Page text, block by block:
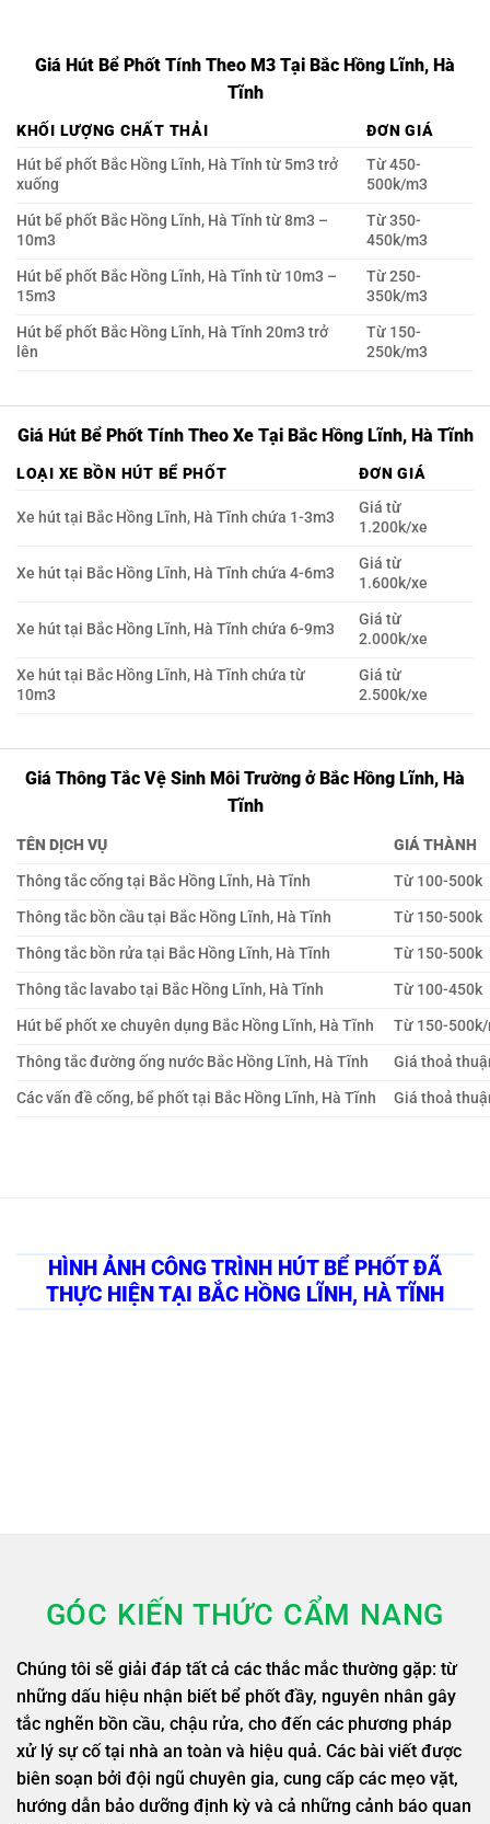
Giá Hút Bể Phốt Tính Theo M3 Tại Bắc Hồng Lĩnh, Hà
Tĩnh
KHỐI LƯỢNG CHẤT THẢI
ĐƠN GIÁ
Hút bể phốt Bắc Hồng Lĩnh, Hà Tĩnh từ 5m3 trở
xuống
Từ 450-
500k/m3
Hút bể phốt Bắc Hồng Lĩnh, Hà Tĩnh từ 8m3 –
10m3
Từ 350-
450k/m3
Hút bể phốt Bắc Hồng Lĩnh, Hà Tĩnh từ 10m3 –
15m3
Từ 250-
350k/m3
Hút bể phốt Bắc Hồng Lĩnh, Hà Tĩnh 20m3 trở
lên
Từ 150-
250k/m3
Giá Hút Bể Phốt Tính Theo Xe Tại Bắc Hồng Lĩnh, Hà Tĩnh
LOẠI XE BỒN HÚT BỂ PHỐT ĐƠN GIÁ
Xe hút tại Bắc Hồng Lĩnh, Hà Tĩnh chứa 1-3m3
Giá từ
1.200k/xe
Xe hút tại Bắc Hồng Lĩnh, Hà Tĩnh chứa 4-6m3
Giá từ
1.600k/xe
Xe hút tại Bắc Hồng Lĩnh, Hà Tĩnh chứa 6-9m3
Giá từ
2.000k/xe
Xe hút tại Bắc Hồng Lĩnh, Hà Tĩnh chứa từ
10m3
Giá từ
2.500k/xe
Giá Thông Tắc Vệ Sinh Môi Trường ở Bắc Hồng Lĩnh, Hà
Tĩnh
TÊN DỊCH VỤ
GIÁ THÀNH
Thông tắc cống tại Bắc Hồng Lĩnh, Hà Tĩnh
Từ 100-500k
Thông tắc bồn cầu tại Bắc Hồng Lĩnh, Hà Tĩnh
Từ 150-500k
Thông tắc bồn rửa tại Bắc Hồng Lĩnh, Hà Tĩnh
Từ 150-500k
Thông tắc lavabo tại Bắc Hồng Lĩnh, Hà Tĩnh
Từ 100-450k
Hút bể phốt xe chuyên dụng Bắc Hồng Lĩnh, Hà Tĩnh
Từ 150-
Thông tắc đường ống nước Bắc Hồng Lĩnh, Hà Tĩnh
Giá thoả
Các vấn đề cống, bể phốt tại Bắc Hồng Lĩnh, Hà Tĩnh
Giá thoả
HÌNH ẢNH CÔNG TRÌNH HÚT BỂ PHỐT ĐÃ
THỰC HIỆN TẠI BẮC HỒNG LĨNH, HÀ TĨNH
GÓC KIẾN THỨC CẨM NANG
Chúng tôi sẽ giải đáp tất cả các thắc mắc thường gặp: từ
những dấu hiệu nhận biết bể phốt đầy, nguyên nhân gây
tắc nghẽn bồn cầu, chậu rửa, cho đến các phương pháp
xử lý sự cố tại nhà an toàn và hiệu quả. Các bài viết được
biên soạn bởi đội ngũ chuyên gia, cung cấp các mẹo vặt,
hướng dẫn bảo dưỡng định kỳ và cả những cảnh báo quan